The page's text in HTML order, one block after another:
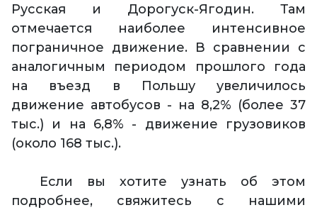
Русская и Дорогуск-Ягодин. Там
отмечается наиболее интенсивное
пограничное движение. В сравнении с
аналогичным периодом прошлого года
на въезд в Польшу увеличилось
движение автобусов - на 8,2% (более 37
тыс.) и на 6,8% - движение грузовиков
(около 168 тыс.).
Если вы хотите узнать об этом
подробнее, свяжитесь с нашими